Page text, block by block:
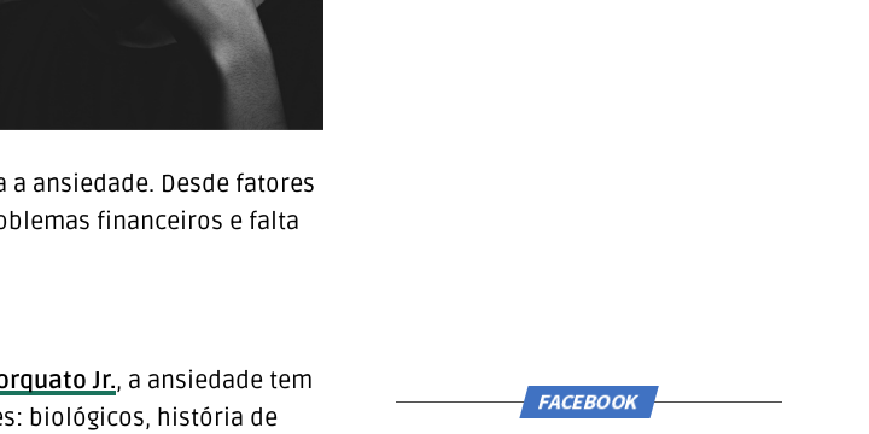
ansiedade. Desde fatores
financeiros e falta
Jr., a ansiedade tem
biológicos, história de
FACEBOOK